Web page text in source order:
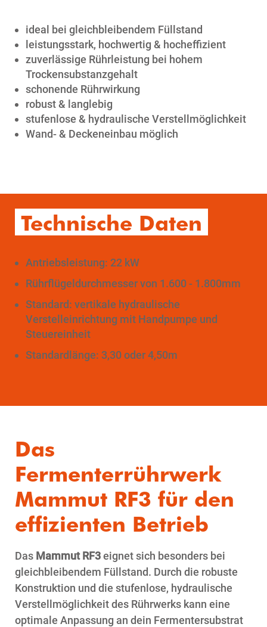
ideal bei gleichbleibendem Füllstand
leistungsstark, hochwertig & hocheffizient
zuverlässige Rührleistung bei hohem
Trockensubstanzgehalt
schonende Rührwirkung
robust & langlebig
stufenlose & hydraulische Verstellmöglichkeit
Wand- & Deckeneinbau möglich
Technische Daten
Antriebsleistung: 22 kW
Rührflügeldurchmesser von 1.600 - 1.800mm
Standard: vertikale hydraulische
Verstelleinrichtung mit Handpumpe und
Steuereinheit
Standardlänge: 3,30 oder 4,50m
Das
Fermenterrührwerk
Mammut RF3 für den
effizienten Betrieb
Das Mammut RF3eignet sich besonders bei
gleichbleibendem Füllstand. Durch die robuste
Konstruktion und die stufenlose, hydraulische
Verstellmöglichkeit des Rührwerks kann eine
optimale Anpassung an dein Fermentersubstrat